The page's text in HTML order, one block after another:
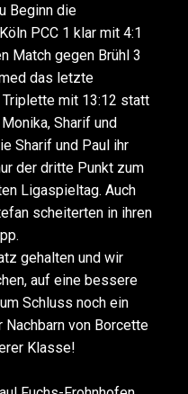
Beginn die
PCC 1 klar mit 4:1
Match gegen Brühl 3
das letzte
Triplette mit 13:12 statt
Sharif und
Sharif und Paul ihr
der dritte Punkt zum
Ligaspieltag. Auch
scheiterten in ihren
gehalten und wir
auf eine bessere
Schluss noch ein
Nachbarn von Borcette
Klasse!